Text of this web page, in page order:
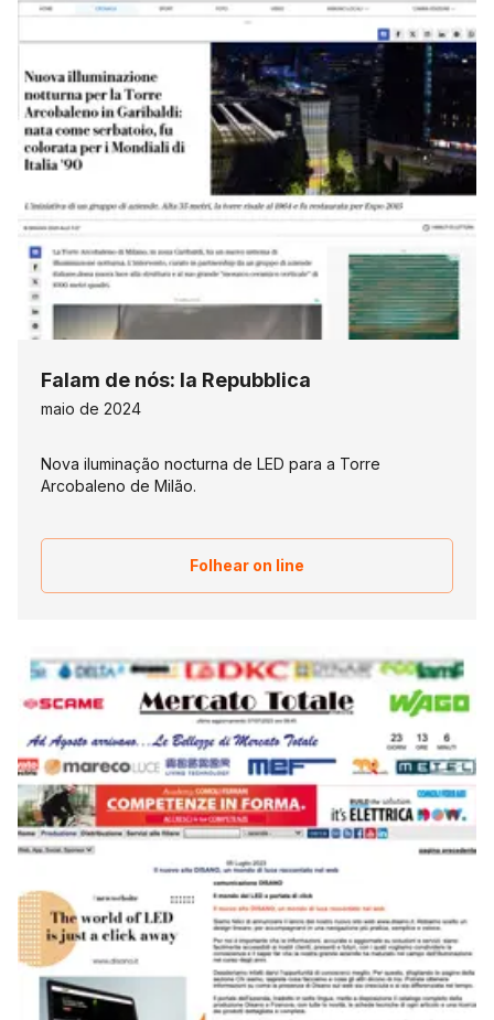
Falam de nós: la Repubblica
maio de 2024
Nova iluminação nocturna de LED para a Torre
Arcobaleno de Milão.
Folhear on line